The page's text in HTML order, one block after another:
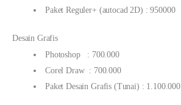
Paket Reguler+ (autocad 2D) : 950000
Desain Grafis
Photoshop : 700.000
Corel Draw : 700.000
Paket Desain Grafis (Tunai) : 1.100.000